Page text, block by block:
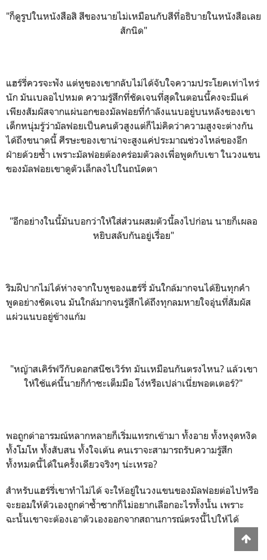
"ก็ดูรูปในหนังสือสิ สีของนายไม่เหมือนกับสีที่อธิบายในหนังสือเลย
สักนิด"
แฮร์รี่ควรจะฟัง แต่หูของเขากลับไม่ได้จับใจความประโยคเท่าไหร่
นัก มันเบลอไปหมด ความรู้สึกที่ชัดเจนที่สุดในตอนนี้คงจะมีแค่
เพียงสัมผัสจากแผ่นอกของมัลฟอยที่กำลังแนบอยู่บนหลังของเขา
เด็กหนุ่มรู้ว่ามัลฟอยเป็นคนตัวสูงแต่ก็ไม่คิดว่าความสูงจะต่างกัน
ได้ถึงขนาดนี้ ศีรษะของเขาน่าจะสูงแค่ประมาณช่วงไหล่ของอีก
ฝ่ายด้วยซ้ำ เพราะมัลฟอยต้องคร่อมตัวลงเพื่อพูดกับเขา ในวงแขน
ของมัลฟอยเขาดูตัวเล็กลงไปในถนัดตา
"อีกอย่างในนี้มันบอกว่าให้ใส่ส่วนผสมตัวนี้ลงไปก่อน นายก็เผลอ
หยิบสลับกันอยู่เรื่อย"
ริมฝีปากไม่ได้ห่างจากใบหูของแฮร์รี่ มันใกล้มากจนได้ยินทุกคำ
พูดอย่างชัดเจน มันใกล้มากจนรู้สึกได้ถึงทุกลมหายใจอุ่นที่สัมผัส
แผ่วแนบอยู่ข้างแก้ม
"หญ้าสเคิร์ฟวีกับดอกสนีซเวิร์ท มันเหมือนกันตรงไหน? แล้วเขา
ให้ใช้แค่นี้นายก็กำซะเต็มมือ โง่หรือเปล่าเนี่ยพอตเตอร์?"
พอถูกด่าอารมณ์หลากหลายก็เริ่มแทรกเข้ามา ทั้งอาย ทั้งหงุดหงิด
ทั้งโมโห ทั้งสับสน ทั้งใจเต้น คนเราจะสามารถรับความรู้สึก
ทั้งหมดนี้ได้ในครั้งเดียวจริงๆ น่ะเหรอ?
สำหรับแฮร์รี่เขาทำไม่ได้ จะให้อยู่ในวงแขนของมัลฟอยต่อไปหรือ
จะยอมให้ตัวเองถูกด่าซ้ำซากก็ไม่อยากเลือกอะไรทั้งนั้น เพราะ
ฉะนั้นเขาจะต้องเอาตัวเองออกจากสถานการณ์ตรงนี้ไปให้ได้